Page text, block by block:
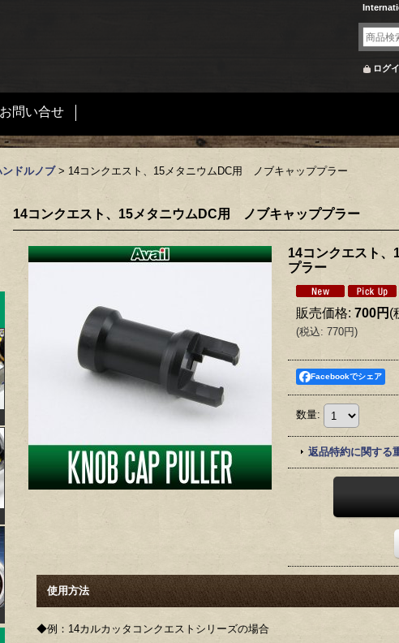
ログ
お問い合せ
ドルノブ > 14コンクエスト、15メタニウムDC用 ノブキャッププラー
14コンクエスト、15メタニウムDC用 ノブキャッププラー
14コンクエスト
プラー
販売価格: 700円 (
(税込: 770円)
Facebookでシェア
数量:
返品特約に関する
使用方法
◆例：14カルカッタコンクエストシリーズの場合